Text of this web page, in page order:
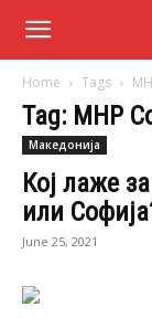
Home Tags
Tag: МНР
Македонија
Кој лаже
или
June 25, 2021